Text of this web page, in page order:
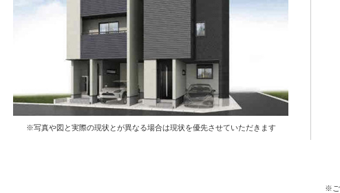
※写真や図と実際の現状とが異なる場合は現状を優先させていただきます
※ご